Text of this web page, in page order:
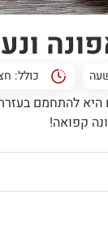
כולל:
היא להתחמם
קפואה!